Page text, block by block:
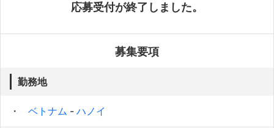
応募受付が終了しました。
募集要項
勤務地
ベトナム - ハノイ